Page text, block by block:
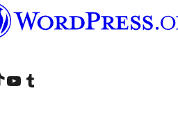
account
TikTok account
Visit our YouTube channel
Visit our Tumblr account